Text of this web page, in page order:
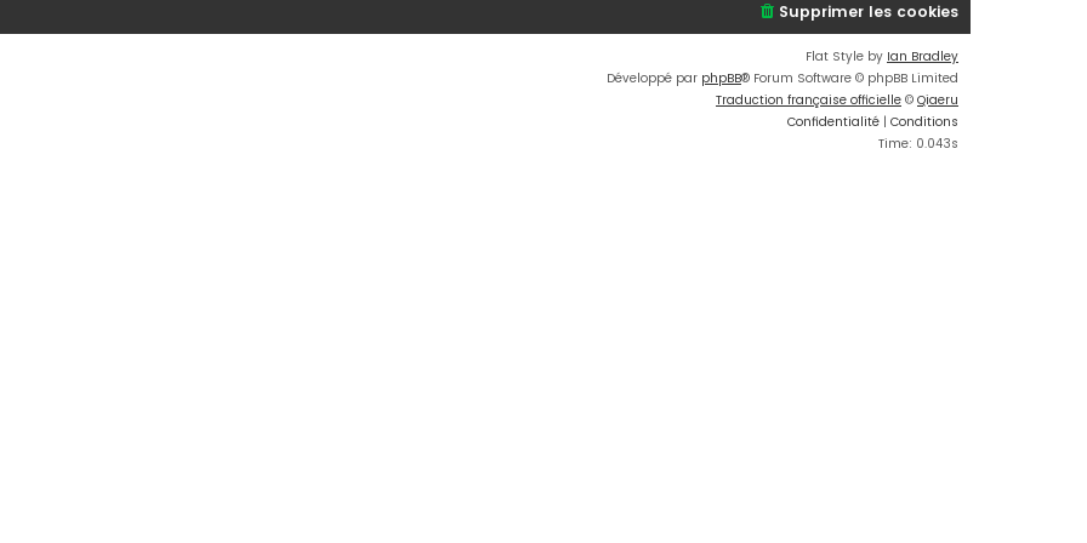
Supprimer les cookies
Flat Style by Ian Bradley
Développé par phpBB® Forum Software © phpBB Limited
Traduction française officielle © Qiaeru
Confidentialité | Conditions
Time: 0.043s